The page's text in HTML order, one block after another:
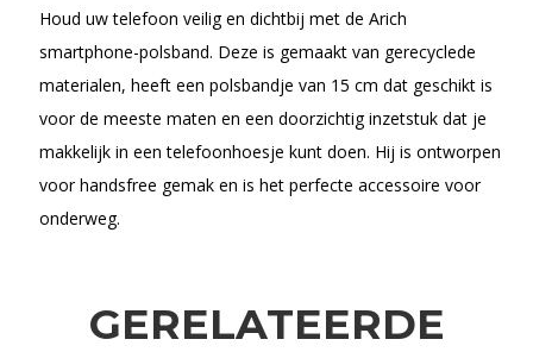
Houd uw telefoon veilig en dichtbij met de Arich
smartphone-polsband. Deze is gemaakt van gerecyclede
materialen, heeft een polsbandje van 15 cm dat geschikt is
voor de meeste maten en een doorzichtig inzetstuk dat je
makkelijk in een telefoonhoesje kunt doen. Hij is ontworpen
voor handsfree gemak en is het perfecte accessoire voor
onderweg.
GERELATEERDE